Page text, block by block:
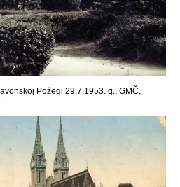
Požegi 29.7.1953. g.; GMČ,